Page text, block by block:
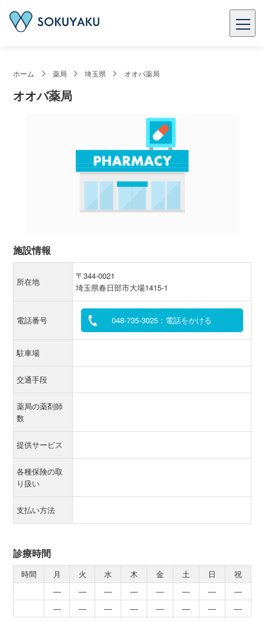
ホーム 薬局 埼玉県 オオバ薬局
オオバ薬局
施設情報
所在地
〒344-0021
埼玉県春日部市大場1415-1
電話番号 048-735-3025：電話をかける
駐車場
交通手段
薬局の薬剤師
数
提供サービス
各種保険の取
り扱い
支払い方法
診療時間
時間 月 火 水 木 金 土 日
祝
―
― ― ― ― ― ―
―
―
― ― ― ― ― ―
―